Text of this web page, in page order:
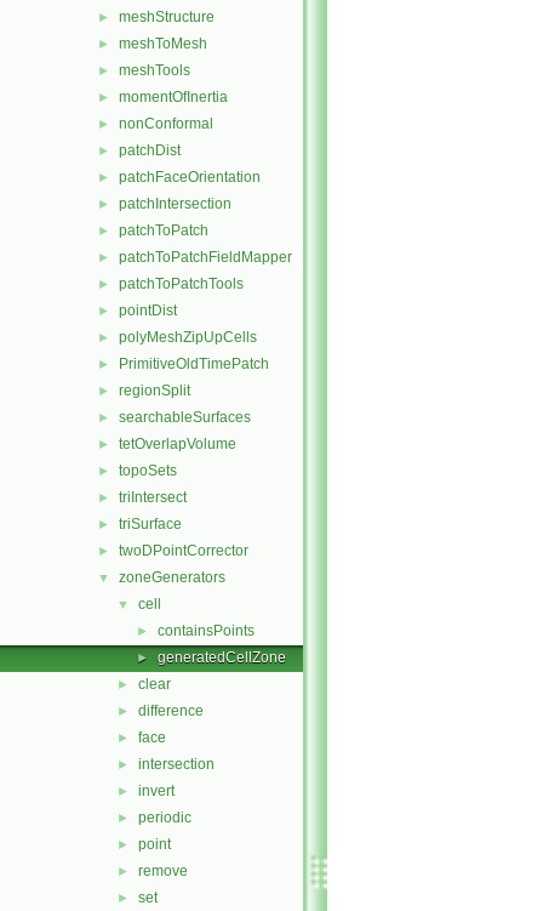
► meshStructure
► meshToMesh
► meshTools
► momentOfInertia
► nonConformal
► patchDist
► patchFaceOrientation
► patchIntersection
► patchToPatch
► patchToPatchFieldMapper
► patchToPatchTools
► pointDist
► polyMeshZipUpCells
► PrimitiveOldTimePatch
► regionSplit
► searchableSurfaces
► tetOverlapVolume
► topoSets
► triIntersect
► triSurface
► twoDPointCorrector
▼ zoneGenerators
▼ cell
► containsPoints
► generatedCellZone
► clear
► difference
► face
► intersection
► invert
► periodic
► point
► remove
► set